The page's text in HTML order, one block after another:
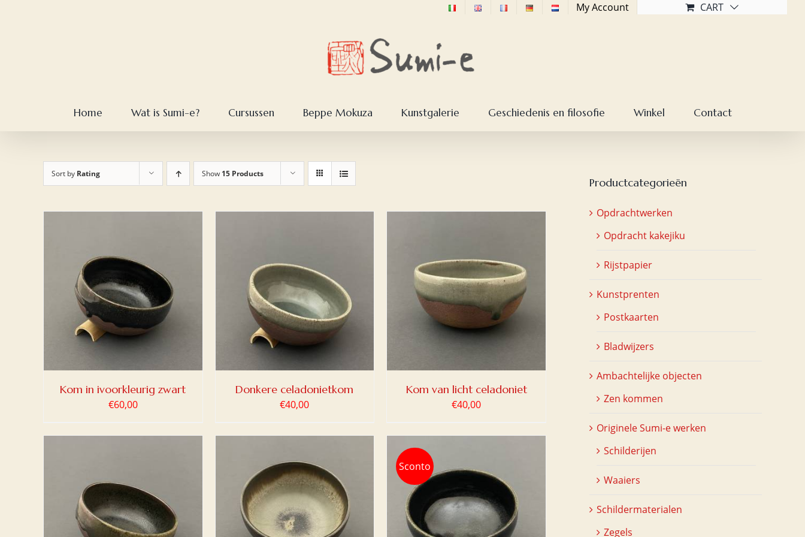
My Account CART
Home Wat is Sumi-e? Cursussen Beppe Mokuza Kunstgalerie Geschiedenis en filosofie Winkel Contact
Sort by Rating Show 15 Products
Kom in ivoorkleurig zwart
€60,00
TOEVOEGEN AAN WINKELWAGEN
/
DETAILS
Donkere celadonietkom
€40,00
TOEVOEGEN AAN WINKELWAGEN
/
DETAILS
Kom van licht celadoniet
€40,00
TOEVOEGEN AAN WINKELWAGEN
/
DETAILS
Sconto
TOEVOEGEN AAN WINKELWAGEN
/
DETAILS
Productcategorieën
Opdrachtwerken
Opdracht kakejiku
Rijstpapier
Kunstprenten
Postkaarten
Bladwijzers
Ambachtelijke objecten
Zen kommen
Originele Sumi-e werken
Schilderijen
Waaiers
Schildermaterialen
Zegels